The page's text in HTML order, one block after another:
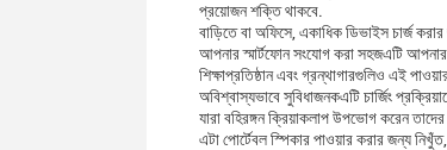
প্রয়োজন শক্তি থাকবে.
বাড়িতে বা অফিসে, একাধিক ডিভাইস চার্জ
আপনার স্মার্টফোন সংযোগ করা সহজএটি
শিক্ষাপ্রতিষ্ঠান এবং গ্রন্থাগারগুলিও এই
অবিশ্বাস্যভাবে সুবিধাজনকএটি চার্জিং
যারা বহিরঙ্গন ক্রিয়াকলাপ উপভোগ করেন
এটা পোর্টেবল স্পিকার পাওয়ার করার জন্য